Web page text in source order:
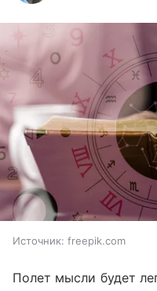
Источник: freepik.com
Полет мысли будет